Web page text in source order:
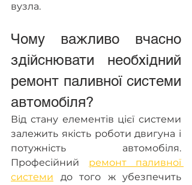
вузла.
Чому важливо вчасно
здійснювати необхідний
ремонт паливної системи
автомобіля?
Від стану елементів цієї системи
залежить якість роботи двигуна і
потужність автомобіля.
Професійний ремонт паливної
системи до того ж убезпечить